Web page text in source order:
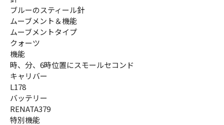
ブルーのスティール針
ムーブメント＆機能
ムーブメントタイプ
クォーツ
機能
時、分、6時位置にスモールセコンド
キャリバー
L178
バッテリー
RENATA379
特別機能